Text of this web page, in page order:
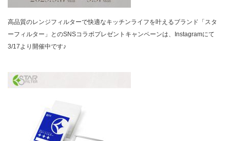
高品質のレンジフィルターで快適なキッチンライフを叶えるブランド「スタ
ーフィルター」とのSNSコラボプレゼントキャンペーンは、Instagramにて
3/17より開催中です♪